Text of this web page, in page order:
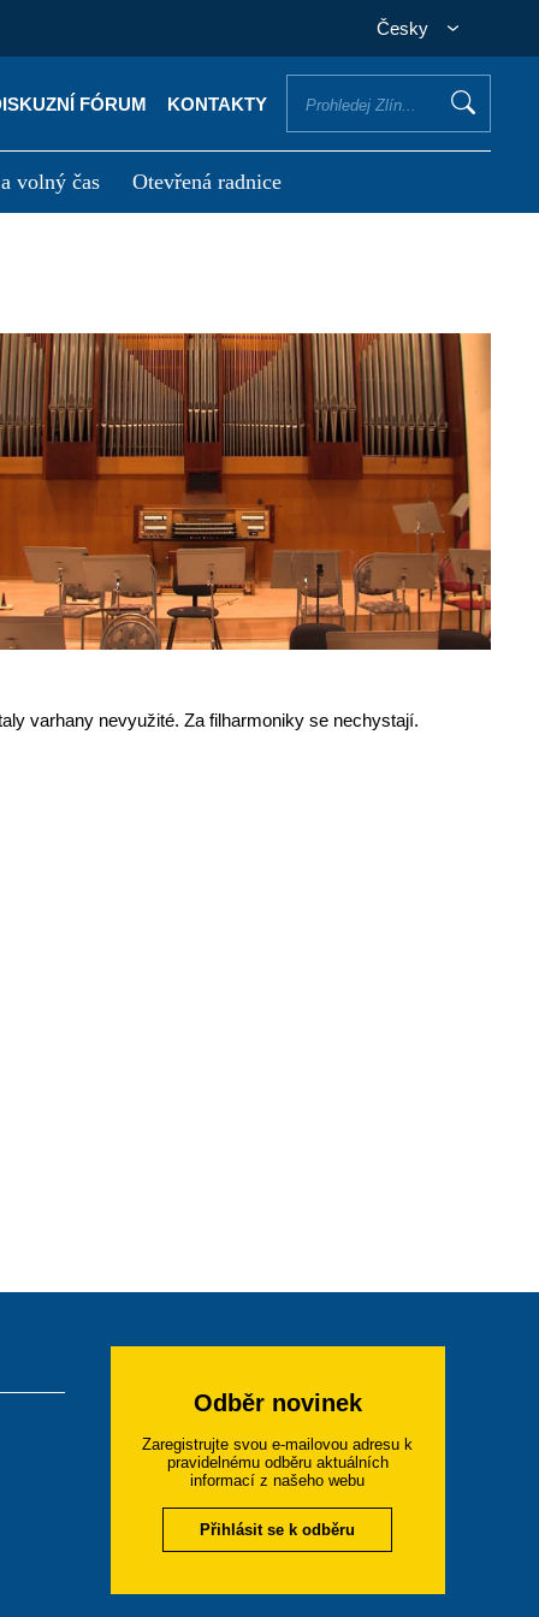
Česky
FÓRUM KONTAKTY
volný čas Otevřená radnice
varhany nevyužité. Za filharmoniky se nechystají.
Odběr novinek
Zaregistrujte svou e-mailovou adresu k
pravidelnému odběru aktuálních
informací z našeho webu
Přihlásit se k odběru